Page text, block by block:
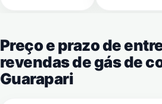
Preço e prazo de
revendas de gás de
Guarapari